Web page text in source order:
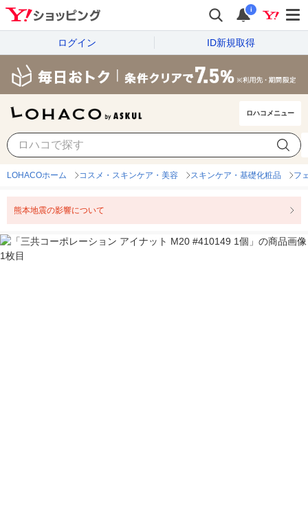
i
ログイン ID新規取得
ロハコメニュー
LOHACOホーム コスメ・スキンケア・美容 スキンケア・基礎化粧品 フ
熊本地震の影響について